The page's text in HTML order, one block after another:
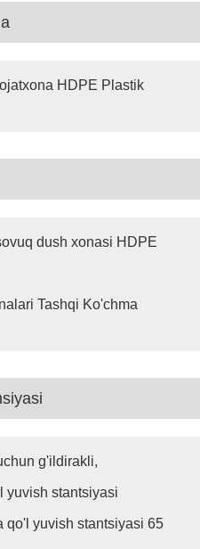
HDPE Plastik
dush xonasi HDPE
Tashqi Ko'chma
g'ildirakli,
yuvish stantsiyasi
qo'l yuvish stantsiyasi 65